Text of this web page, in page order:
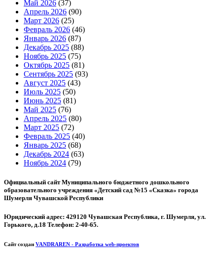
Май 2026 (37)
Апрель 2026 (90)
Март 2026 (25)
Февраль 2026 (46)
Январь 2026 (87)
Декабрь 2025 (88)
Ноябрь 2025 (75)
Октябрь 2025 (81)
Сентябрь 2025 (93)
Август 2025 (43)
Июль 2025 (50)
Июнь 2025 (81)
Май 2025 (76)
Апрель 2025 (80)
Март 2025 (72)
Февраль 2025 (40)
Январь 2025 (68)
Декабрь 2024 (63)
Ноябрь 2024 (79)
Официальный сайт Муниципального бюджетного дошкольного
образовательного учреждения «Детский сад №15 «Сказка» города
Шумерля Чувашской Республики
Юридический адрес: 429120 Чувашская Республика, г. Шумерля, ул.
Горького, д.18 Телефон: 2-40-65.
Сайт создан VANDRAREN - Разработка web-проектов